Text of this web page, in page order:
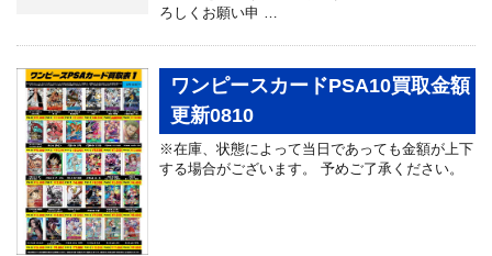
ろしくお願い申 …
ワンピースカードPSA10買取金額
更新0810
※在庫、状態によって当日であっても金額が上下
する場合がございます。 予めご了承ください。